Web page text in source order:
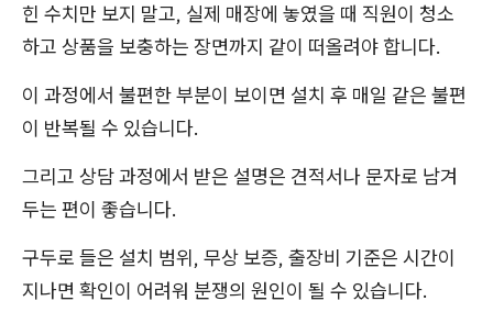
힌 수치만 보지 말고, 실제 매장에 놓였을 때 직원이 청소
하고 상품을 보충하는 장면까지 같이 떠올려야 합니다.
이 과정에서 불편한 부분이 보이면 설치 후 매일 같은 불편
이 반복될 수 있습니다.
그리고 상담 과정에서 받은 설명은 견적서나 문자로 남겨
두는 편이 좋습니다.
구두로 들은 설치 범위, 무상 보증, 출장비 기준은 시간이
지나면 확인이 어려워 분쟁의 원인이 될 수 있습니다.